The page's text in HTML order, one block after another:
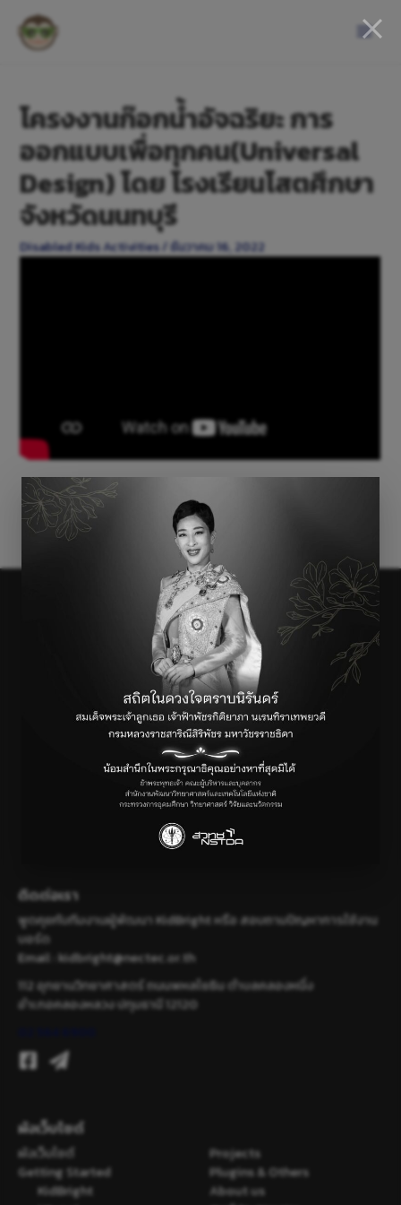
โครงงานก๊อกน้ำอัจฉริยะ การ
ออกแบบเพื่อทุกคน(Universal
Design) โดย โรงเรียนโสตศึกษา
จังหวัดนนทบุรี
Disabled Kids Activities/ธันวาคม 16, 2022
←Previous เรื่อง
ติดต่อเรา
พูดคุยกับทีมงานผู้พัฒนา KidBright หรือ สอบถามปัญหาการใช้งาน
บอร์ด
Email : kidbright@nectec.or.th
112 อุทยานวิทยาศาสตร์ ถนนพหลโยธิน ตำบลคลองหนึ่ง
อำเภอคลองหลวง ปทุมธานี 12120
ผังเว็บไซต์
ผังเว็บไซต์
Getting Started
KidBright
Projects
Plugins & Others
About us